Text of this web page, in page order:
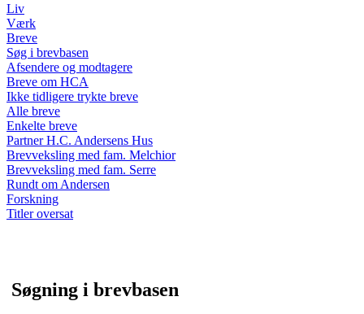
Liv
Værk
Breve
Søg i brevbasen
Afsendere og modtagere
Breve om HCA
Ikke tidligere trykte breve
Alle breve
Enkelte breve
Partner H.C. Andersens Hus
Brevveksling med fam. Melchior
Brevveksling med fam. Serre
Rundt om Andersen
Forskning
Titler oversat
Søgning i brevbasen